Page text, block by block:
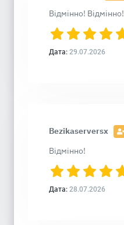
Відмінно! Відмінно!
Дата: 29.07.2026
Bezikaserversx
Відмінно!
Дата: 28.07.2026